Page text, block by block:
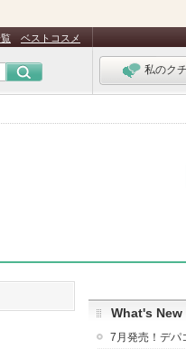
ベストコスメ
私のク
What's New
7月発売！デパ